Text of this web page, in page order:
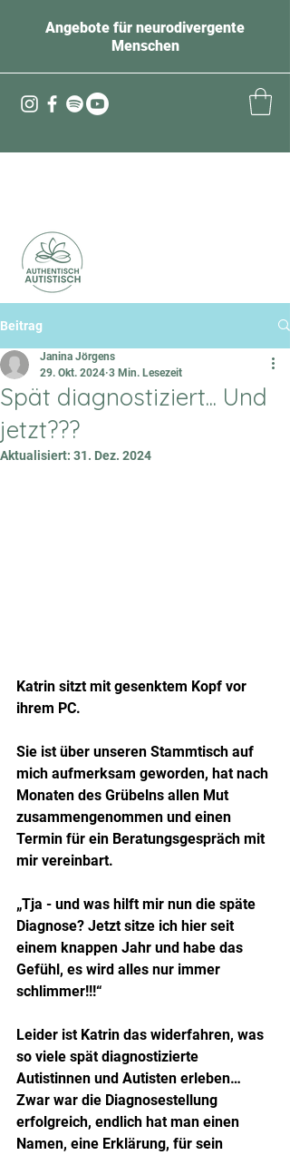
Angebote für neurodivergente
Menschen
Beitrag
Spät diagnostiziert... Und
jetzt???
Janina Jörgens
29. Okt. 2024 3 Min. Lesezeit
Aktualisiert: 31. Dez. 2024
Katrin sitzt mit gesenktem Kopf vor
ihrem PC.
Sie ist über unseren Stammtisch auf
mich aufmerksam geworden, hat nach
Monaten des Grübelns allen Mut
zusammengenommen und einen
Termin für ein Beratungsgespräch mit
mir vereinbart.
„Tja - und was hilft mir nun die späte
Diagnose? Jetzt sitze ich hier seit
einem knappen Jahr und habe das
Gefühl, es wird alles nur immer
schlimmer!!!“
Leider ist Katrin das widerfahren, was
so viele spät diagnostizierte
Autistinnen und Autisten erleben…
Zwar war die Diagnosestellung
erfolgreich, endlich hat man einen
Namen, eine Erklärung, für sein